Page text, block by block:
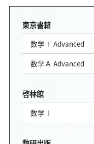
東京書籍
数学Ⅰ Advanced
数学Ａ Advanced
啓林館
数学Ⅰ